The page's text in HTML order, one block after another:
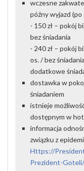
wczesne
późny wyjazd (po
- 150 zł – pokój
bez śniadania
- 240 zł – pokój
os. / bez śniadania
dodatkowe
dostawka w
śniadaniem
istnieje
dostępnym w
informacja
związku z
Https://
Prezident-Goteli/